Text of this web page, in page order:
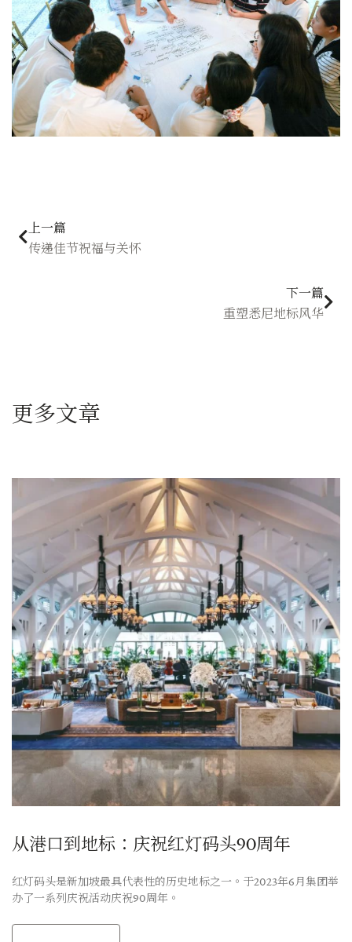
Prev上一篇
传递佳节祝福与关怀
下一篇
重塑悉尼地标风华
更多文章
从港口到地标：庆祝红灯码头90周年
红灯码头是新加坡最具代表性的历史地标之一。于2023年6月集团举
办了一系列庆祝活动庆祝90周年。